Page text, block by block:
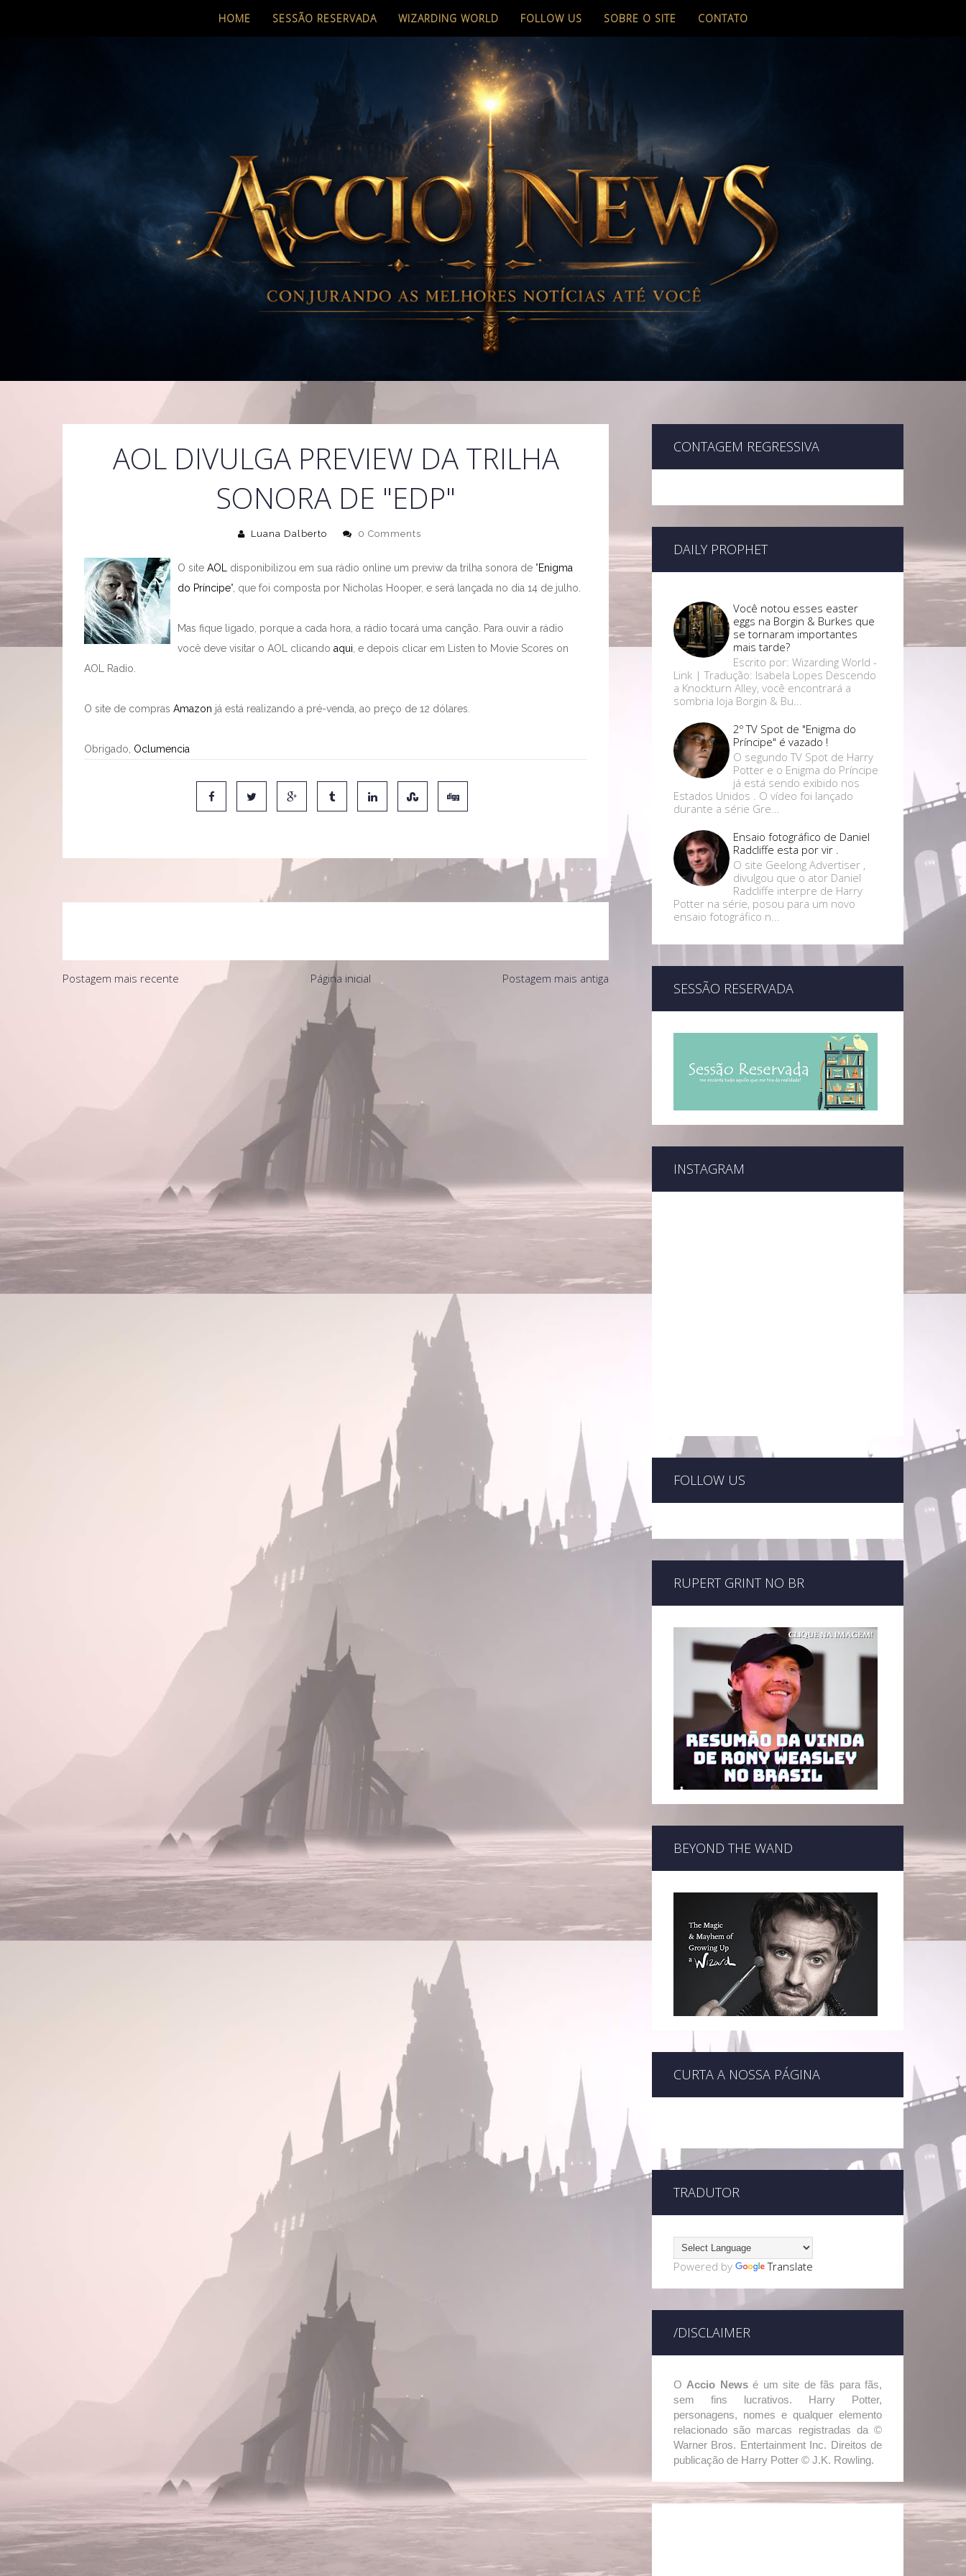
HOME SESSÃO RESERVADA WIZARDING WORLD FOLLOW US SOBRE O SITE CONTATO
AOL DIVULGA PREVIEW DA TRILHA
SONORA DE "EDP"
Luana Dalberto 0 Comments
O site AOL disponibilizou em sua rádio online um previw da trilha sonora de "Enigma
do Príncipe", que foi composta por Nicholas Hooper, e será lançada no dia 14 de julho.
Mas fique ligado, porque a cada hora, a rádio tocará uma canção. Para ouvir a rádio
você deve visitar o AOL clicando aqui , e depois clicar em Listen to Movie Scores on
AOL Radio.
O site de compras Amazon já está realizando a pré-venda, ao preço de 12 dólares.
Obrigado, Oclumencia
Postagem mais recente Postagem mais antiga
Página inicial
CONTAGEM REGRESSIVA
DAILY PROPHET
Você notou esses easter
eggs na Borgin & Burkes que
se tornaram importantes
mais tarde?
Escrito por: Wizarding World -
Link | Tradução: Isabela Lopes Descendo
a Knockturn Alley, você encontrará a
sombria loja Borgin & Bu...
2º TV Spot de "Enigma do
Príncipe" é vazado !
O segundo TV Spot de Harry
Potter e o Enigma do Príncipe
já está sendo exibido nos
Estados Unidos . O vídeo foi lançado
durante a série Gre...
Ensaio fotográfico de Daniel
Radcliffe esta por vir .
O site Geelong Advertiser ,
divulgou que o ator Daniel
Radcliffe interpre de Harry
Potter na série, posou para um novo
ensaio fotográfico n...
SESSÃO RESERVADA
INSTAGRAM
FOLLOW US
RUPERT GRINT NO BR
BEYOND THE WAND
CURTA A NOSSA PÁGINA
TRADUTOR
Powered by Translate
/DISCLAIMER
O Accio Newsé um site de fãs para fãs,
sem fins lucrativos. Harry Potter,
personagens, nomes e qualquer elemento
relacionado são marcas registradas da ©
Warner Bros. Entertainment Inc. Direitos de
publicação de Harry Potter © J.K. Rowling.